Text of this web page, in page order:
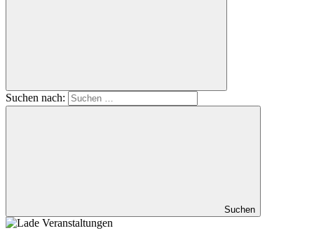
Suchen nach:
Suchen